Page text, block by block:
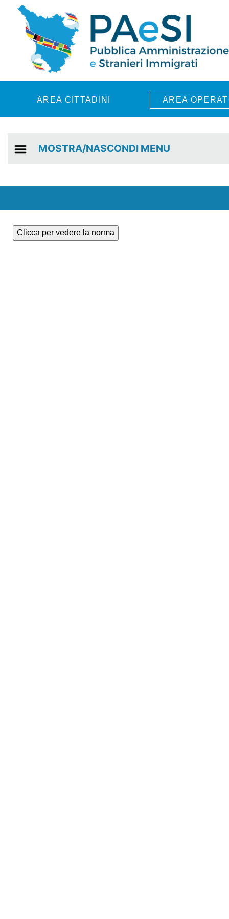
Skip to main content
AREA CITTADINI AREA
MOSTRA/NASCONDI MENU
Clicca per vedere la norma